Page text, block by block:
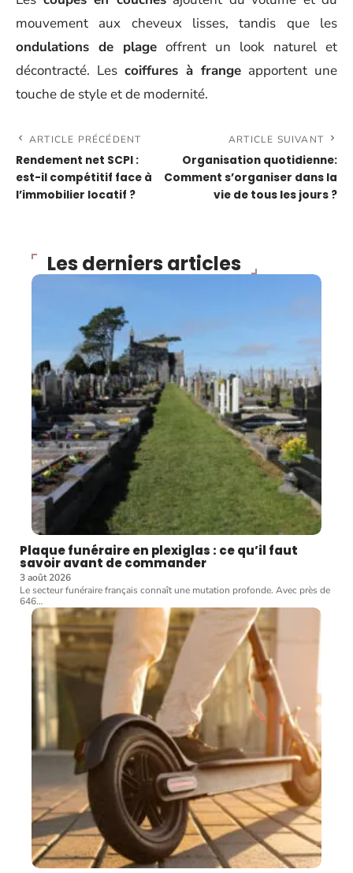
mouvement aux cheveux lisses, tandis que les
ondulations de plage offrent un look naturel et
décontracté. Les coiffures à frange apportent une
touche de style et de modernité.
ARTICLE PRÉCÉDENT
Rendement net SCPI :
est-il compétitif face à
l’immobilier locatif ?
ARTICLE SUIVANT
Organisation quotidienne:
Comment s’organiser dans la
vie de tous les jours ?
Les derniers articles
Plaque funéraire en plexiglas : ce qu’il faut
savoir avant de commander
3 août 2026
Le secteur funéraire français connaît une mutation profonde. Avec près de
646…